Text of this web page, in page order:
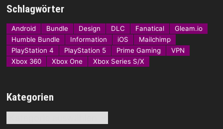
Schlagwörter
Android Bundle Design DLC Fanatical
Gleam.io
Humble Bundle
Information iOS
Mailchimp
PlayStation 4
PlayStation 5 Prime Gaming
VPN
Xbox 360
Xbox One Xbox Series S/X
Kategorien